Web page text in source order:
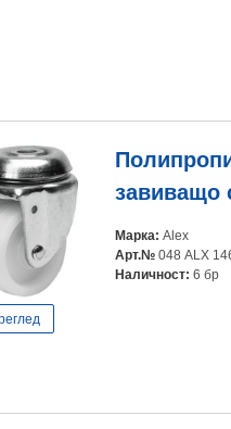
завиващо
Марка: Alex
Арт.№ 048 ALX
Наличност: 6 бр